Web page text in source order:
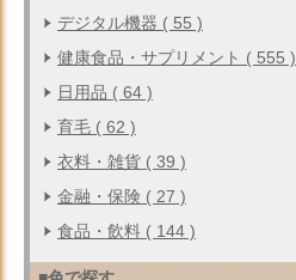
デジタル機器 ( 55 )
健康食品・サプリメント ( 555 )
日用品 ( 64 )
育毛 ( 62 )
衣料・雑貨 ( 39 )
金融・保険 ( 27 )
食品・飲料 ( 144 )